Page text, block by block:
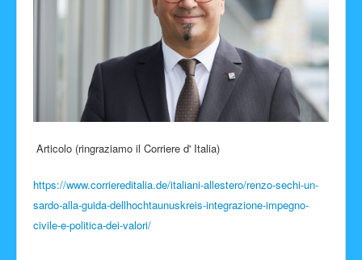
Articolo (ringraziamo il Corriere d' Italia)
https://www.corriereditalia.de/italiani-allestero/renzo-sechi-un-
sardo-alla-guida-dellhochtaunuskreis-integrazione-impegno-
civile-e-politica-dei-valori/